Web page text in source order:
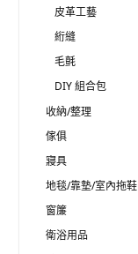
皮革工藝
絎縫
毛氈
DIY 組合包
收納/整理
傢俱
寢具
地毯/靠墊/室內拖鞋
窗簾
衛浴用品